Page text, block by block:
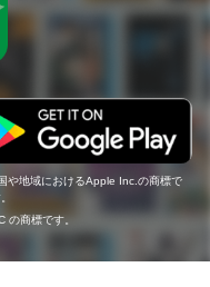
や地域におけるApple Inc.の商標で
商標です。